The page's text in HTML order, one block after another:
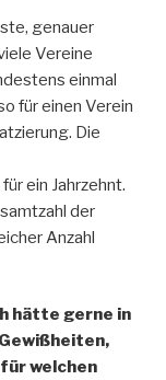
genauer
Vereine
einmal
für einen Verein
Die
ein Jahrzehnt.
der
Anzahl
hätte gerne in
welchen